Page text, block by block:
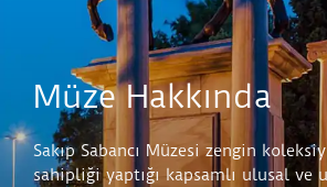
Müze Hakkında
Sakıp Sabancı Müzesi zengin
sahipliği yaptığı kapsamlı ulusal ve